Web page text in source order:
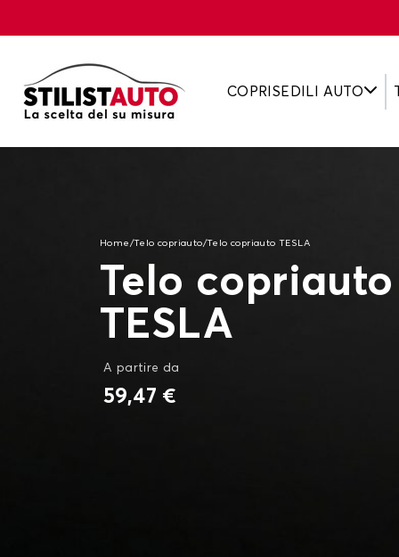
COPRISEDILI AUTO
Home /Telo copriauto/Telo copriauto TESLA
Telo
TESLA
A partire da
59,47 €